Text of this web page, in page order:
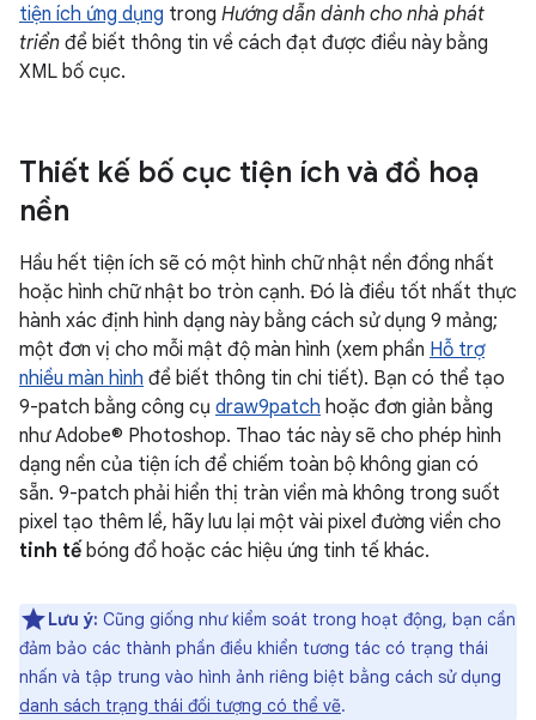
tiện ích ứng dụng trong Hướng dẫn dành cho nhà phát
triển để biết thông tin về cách đạt được điều này bằng
XML bố cục.
Thiết kế bố cục tiện ích và đồ hoạ
nền
Hầu hết tiện ích sẽ có một hình chữ nhật nền đồng nhất
hoặc hình chữ nhật bo tròn cạnh. Đó là điều tốt nhất thực
hành xác định hình dạng này bằng cách sử dụng 9 mảng;
một đơn vị cho mỗi mật độ màn hình (xem phần Hỗ trợ
nhiều màn hình để biết thông tin chi tiết). Bạn có thể tạo
9-patch bằng công cụ draw9patch hoặc đơn giản bằng
như Adobe® Photoshop. Thao tác này sẽ cho phép hình
dạng nền của tiện ích để chiếm toàn bộ không gian có
sẵn. 9-patch phải hiển thị tràn viền mà không trong suốt
pixel tạo thêm lề, hãy lưu lại một vài pixel đường viền cho
tinh tế bóng đổ hoặc các hiệu ứng tinh tế khác.
Lưu ý: Cũng giống như kiểm soát trong hoạt động, bạn cần
đảm bảo các thành phần điều khiển tương tác có trạng thái
nhấn và tập trung vào hình ảnh riêng biệt bằng cách sử dụng
danh sách trạng thái đối tượng có thể vẽ.